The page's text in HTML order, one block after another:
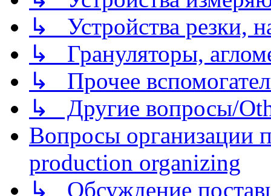
↳ Устройства резки,
↳ Грануляторы,
↳ Прочее
↳ Другие вопросы/
Вопросы организации
production organizing
↳ Обсуждение